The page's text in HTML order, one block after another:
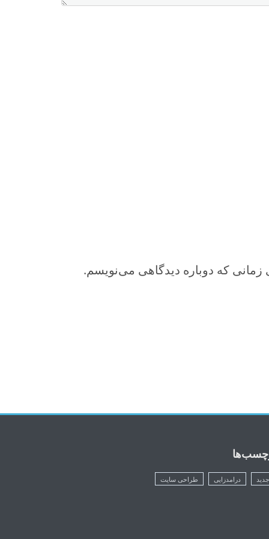
زمانی که دوباره دیدگاهی می‌نویسم.
جدید درامدزایی طراحی سایت